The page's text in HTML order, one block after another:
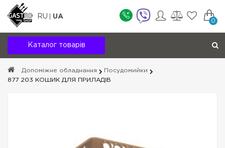
RU UA
0
Каталог товарів
Допоміжне обладнання
Посудомийки
877 203 КОШИК ДЛЯ ПРИЛАДІВ